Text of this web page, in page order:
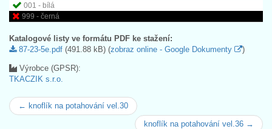
001 - bílá
999 - černá
Katalogové listy ve formátu PDF ke stažení:
87-23-5e.pdf (491.88 kB) (zobraz online - Google Dokumenty )
Výrobce (GPSR):
TKACZIK s.r.o.
← knoflík na potahování vel.30
knoflík na potahování vel.36 →